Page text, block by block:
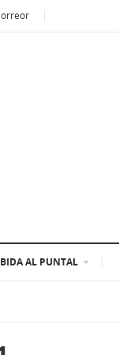
AL PUNTAL